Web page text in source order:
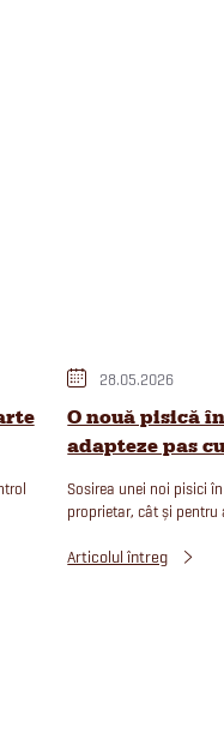
28.05.2026
O nouă pisică
adapteze pas
Sosirea unei noi pisici
proprietar, cât și pentru
Articolul întreg